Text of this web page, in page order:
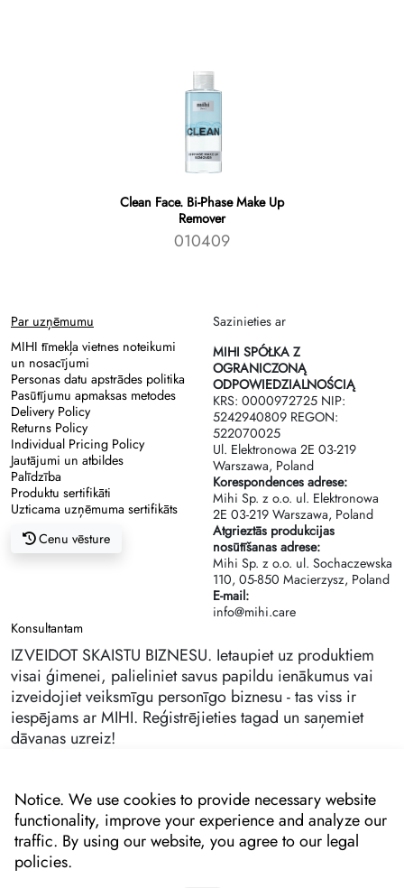
Clean Face. Bi-Phase Make Up
Remover
010409
Par uzņēmumu
MIHI tīmekļa vietnes noteikumi
un nosacījumi
Personas datu apstrādes politika
Pasūtījumu apmaksas metodes
Delivery Policy
Returns Policy
Individual Pricing Policy
Jautājumi un atbildes
Palīdzība
Produktu sertifikāti
Uzticama uzņēmuma sertifikāts
Cenu vēsture
Sazinieties ar
MIHI SPÓŁKA Z
OGRANICZONĄ
ODPOWIEDZIALNOŚCIĄ
KRS: 0000972725 NIP:
5242940809 REGON:
522070025
Ul. Elektronowa 2Е 03-219
Warszawa, Poland
Korespondences adrese:
Mihi Sp. z o.o. ul. Elektronowa
2Е 03-219 Warszawa, Poland
Atgrieztās produkcijas
nosūtīšanas adrese:
Mihi Sp. z o.o. ul. Sochaczewska
110, 05-850 Macierzysz, Poland
E-mail:
info@mihi.care
Konsultantam
IZVEIDOT SKAISTU BIZNESU. Ietaupiet uz produktiem
visai ģimenei, palieliniet savus papildu ienākumus vai
izveidojiet veiksmīgu personīgo biznesu - tas viss ir
iespējams ar MIHI. Reģistrējieties tagad un saņemiet
dāvanas uzreiz!
Notice. We use cookies to provide necessary website
functionality, improve your experience and analyze our
traffic. By using our website, you agree to our legal
policies.